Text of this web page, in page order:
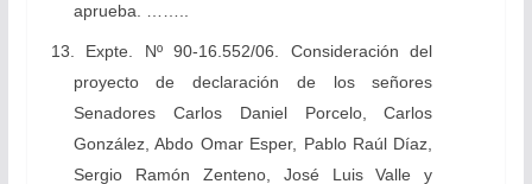
aprueba. ……..
13. Expte. Nº 90-16.552/06. Consideración del
proyecto de declaración de los señores
Senadores Carlos Daniel Porcelo, Carlos
González, Abdo Omar Esper, Pablo Raúl Díaz,
Sergio Ramón Zenteno, José Luis Valle y